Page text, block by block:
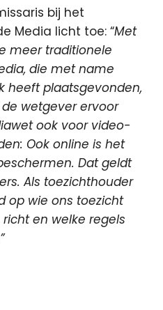
bij het
Media licht toe: “Met
meer traditionele
die met name
heeft plaatsgevonden,
wetgever ervoor
ook voor video-
Ook online is het
Dat geldt
Als toezichthouder
op wie ons toezicht
en welke regels